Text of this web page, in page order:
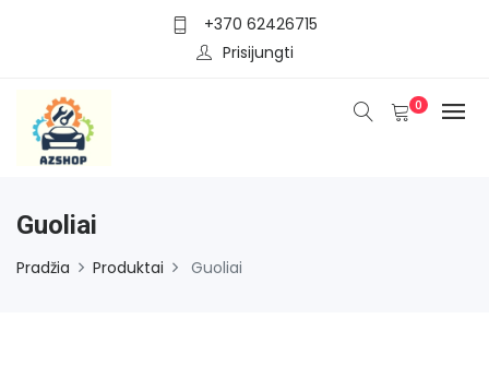
+370 62426715
Prisijungti
0
Guoliai
Pradžia Produktai Guoliai